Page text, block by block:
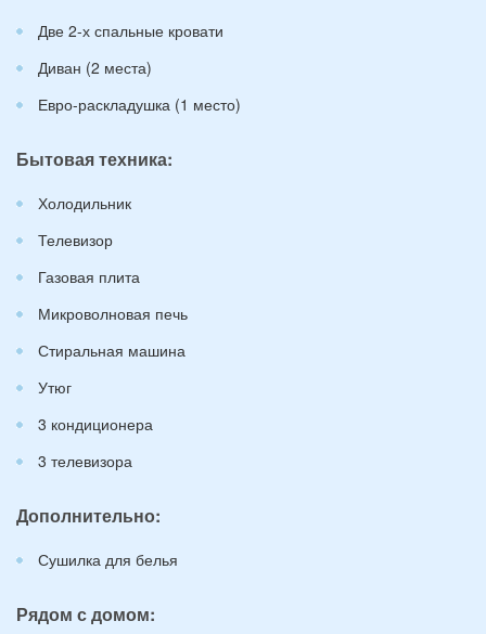
Две 2-х спальные кровати
Диван (2 места)
Евро-раскладушка (1 место)
Бытовая техника:
Холодильник
Телевизор
Газовая плита
Микроволновая печь
Стиральная машина
Утюг
3 кондиционера
3 телевизора
Дополнительно:
Сушилка для белья
Рядом с домом: